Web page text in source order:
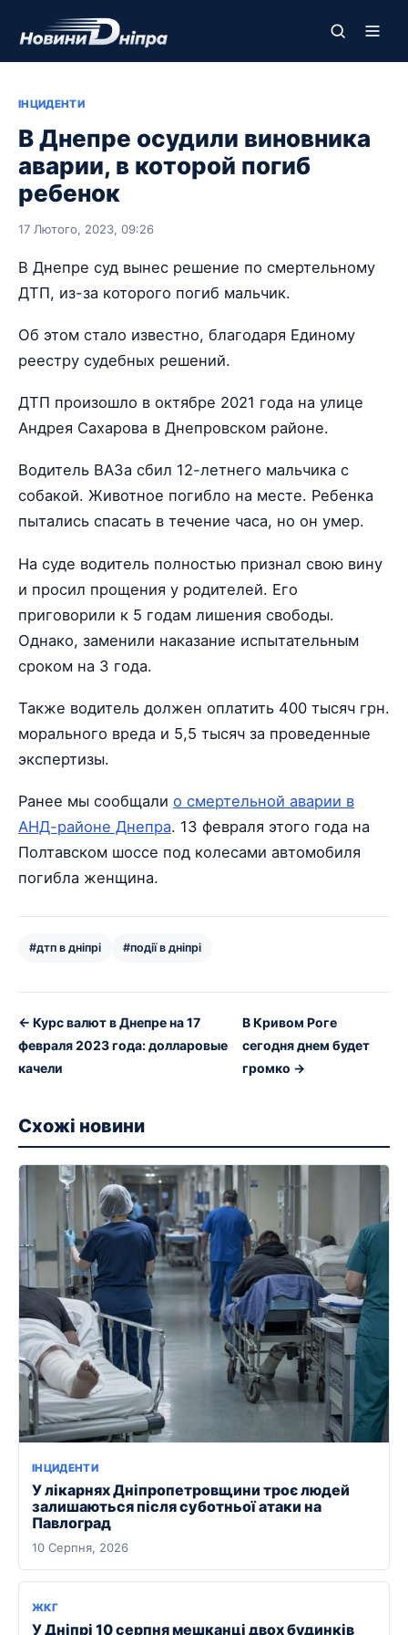
ІНЦИДЕНТИ
В Днепре осудили виновника
аварии, в которой погиб
ребенок
17 Лютого, 2023, 09:26
В Днепре суд вынес решение по смертельному
ДТП, из-за которого погиб мальчик.
Об этом стало известно, благодаря Единому
реестру судебных решений.
ДТП произошло в октябре 2021 года на улице
Андрея Сахарова в Днепровском районе.
Водитель ВАЗа сбил 12-летнего мальчика с
собакой. Животное погибло на месте. Ребенка
пытались спасать в течение часа, но он умер.
На суде водитель полностью признал свою вину
и просил прощения у родителей. Его
приговорили к 5 годам лишения свободы.
Однако, заменили наказание испытательным
сроком на 3 года.
Также водитель должен оплатить 400 тысяч грн.
морального вреда и 5,5 тысяч за проведенные
экспертизы.
Ранее мы сообщали о смертельной аварии в
АНД-районе Днепра. 13 февраля этого года на
Полтавском шоссе под колесами автомобиля
погибла женщина.
#дтп в дніпрі #події в дніпрі
← Курс валют в Днепре на 17
февраля 2023 года: долларовые
качели
В Кривом Роге
сегодня днем будет
громко →
Схожі новини
ІНЦИДЕНТИ
У лікарнях Дніпропетровщини троє людей
залишаються після суботньої атаки на
Павлоград
10 Серпня, 2026
ЖКГ
У Дніпрі 10 серпня мешканці двох будинків